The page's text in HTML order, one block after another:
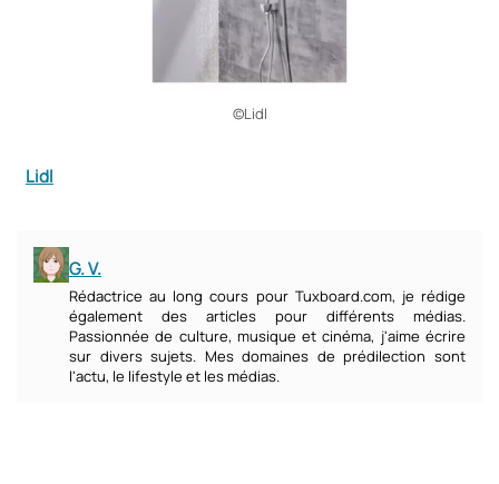
©Lidl
Lidl
G. V.
Rédactrice au long cours pour Tuxboard.com, je rédige
également des articles pour différents médias.
Passionnée de culture, musique et cinéma, j'aime écrire
sur divers sujets. Mes domaines de prédilection sont
l'actu, le lifestyle et les médias.